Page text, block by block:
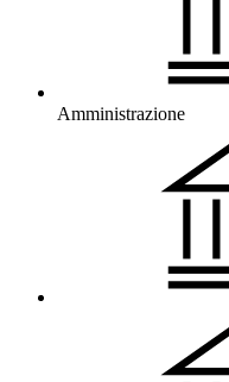
Amministrazione